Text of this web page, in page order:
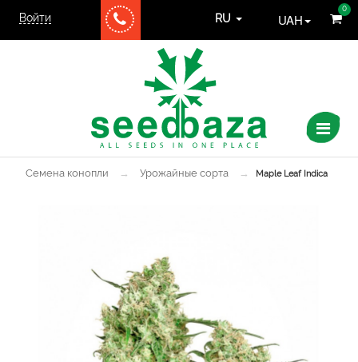
Войти
0
RU UAH
Семена конопли → Урожайные сорта → Maple Leaf Indica